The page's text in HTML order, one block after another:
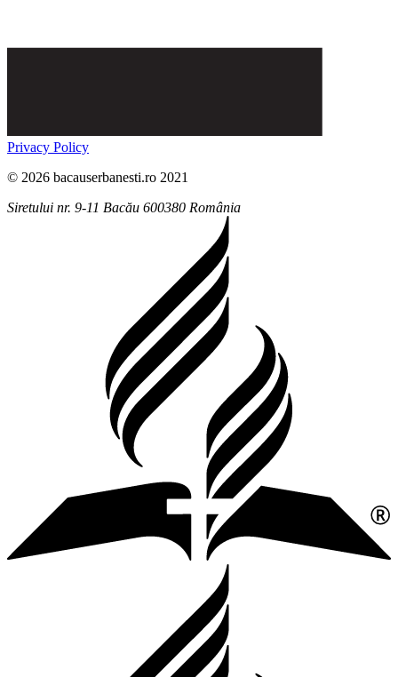
Privacy Policy
© 2026 bacauserbanesti.ro 2021
Siretului nr. 9-11 Bacău 600380 România